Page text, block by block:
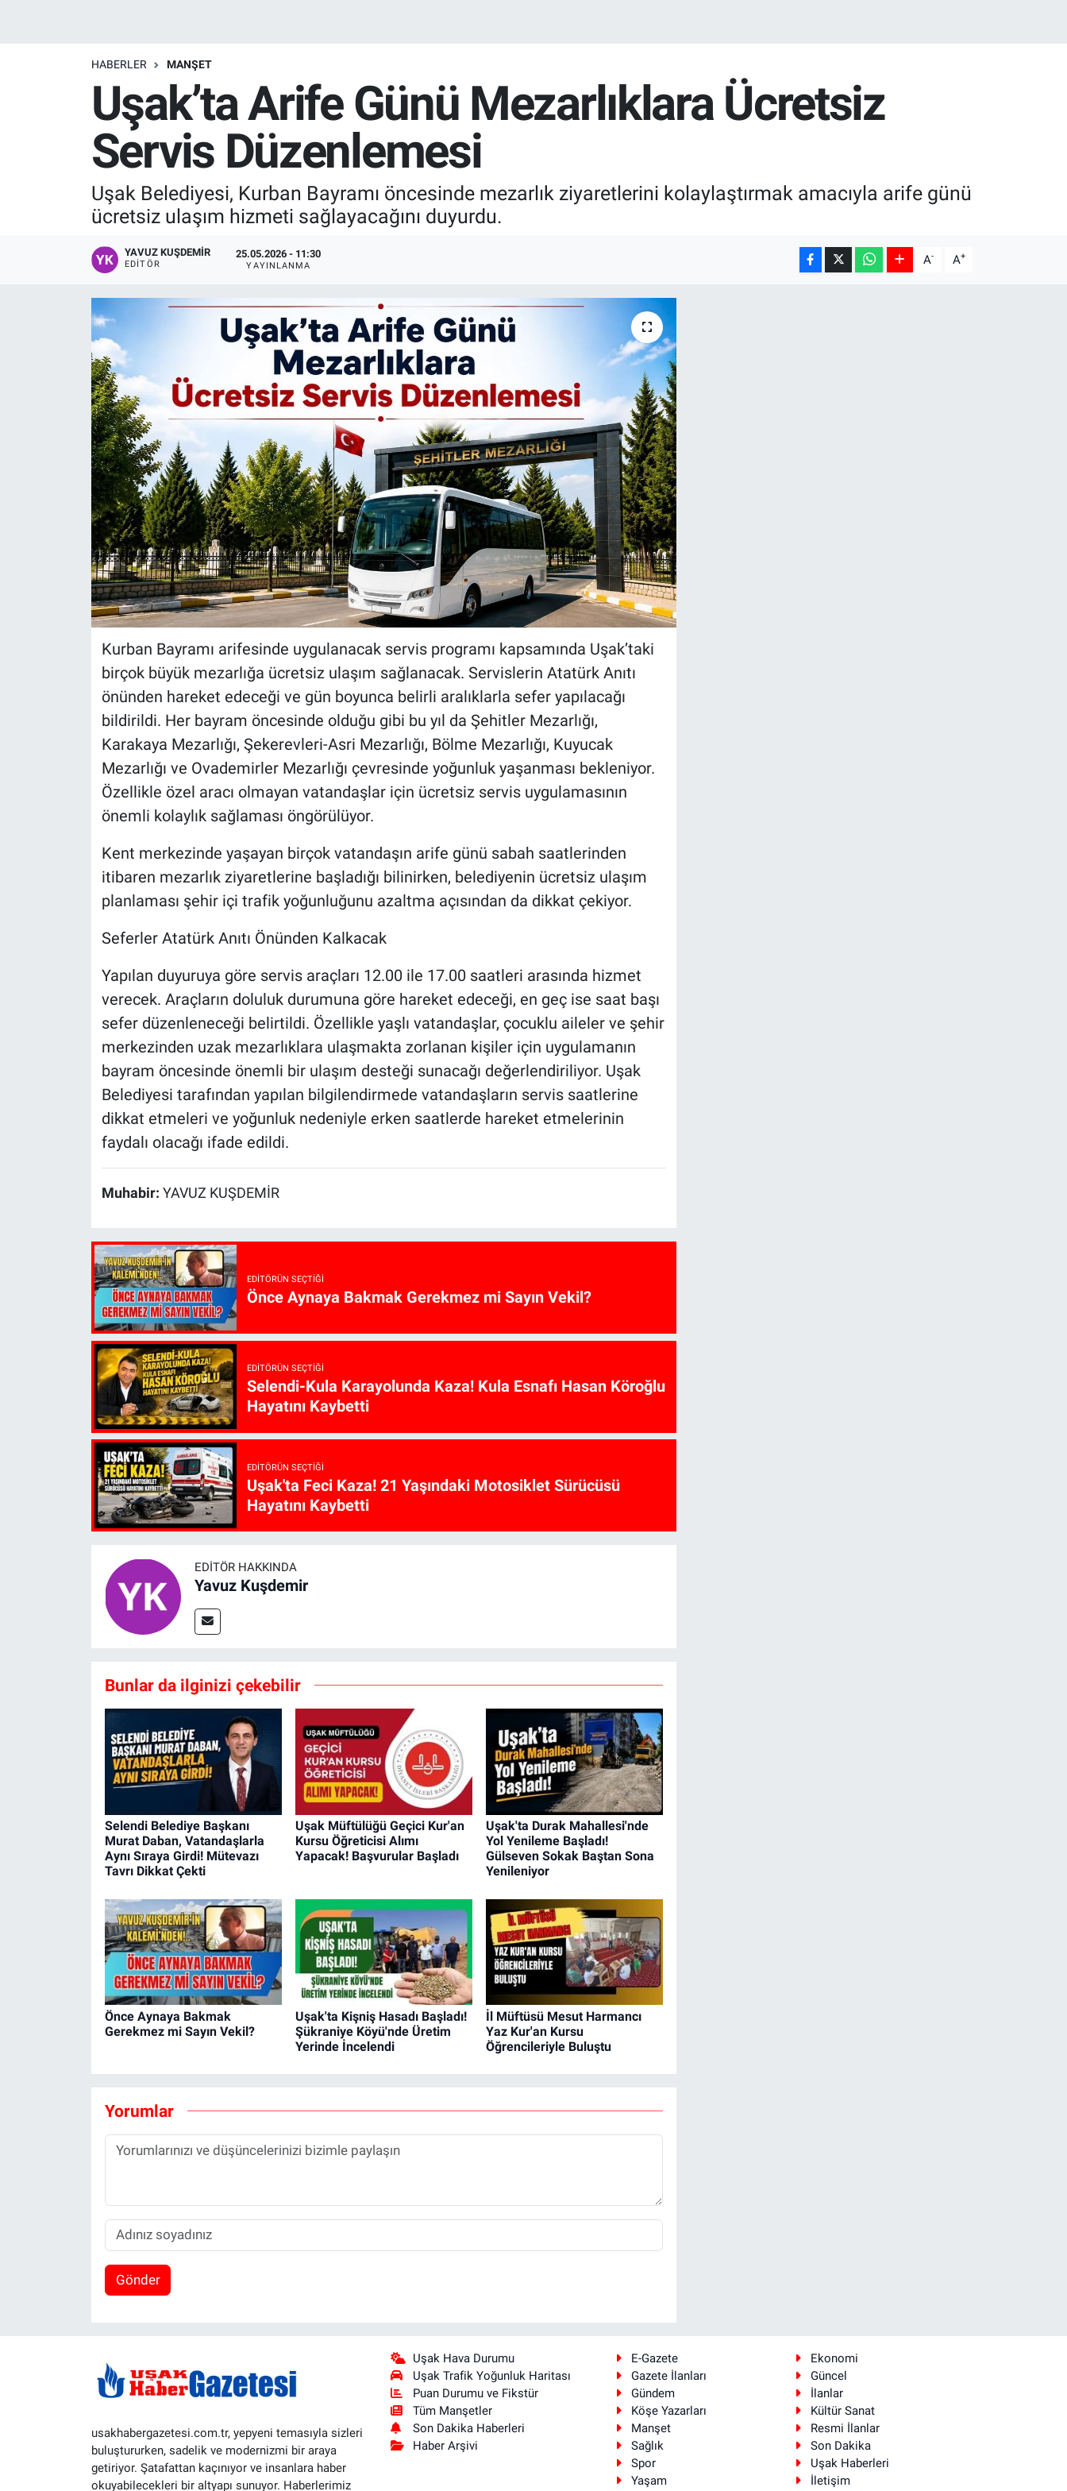
HABERLER MANŞET
Uşak’ta Arife Günü Mezarlıklara Ücretsiz
Servis Düzenlemesi
Uşak Belediyesi, Kurban Bayramı öncesinde mezarlık ziyaretlerini kolaylaştırmak amacıyla arife günü
ücretsiz ulaşım hizmeti sağlayacağını duyurdu.
YAVUZ KUŞDEMIR
EDITÖR
25.05.2026 - 11:30
YAYINLANMA A- A+
Kurban Bayramı arifesinde uygulanacak servis programı kapsamında Uşak’taki
birçok büyük mezarlığa ücretsiz ulaşım sağlanacak. Servislerin Atatürk Anıtı
önünden hareket edeceği ve gün boyunca belirli aralıklarla sefer yapılacağı
bildirildi. Her bayram öncesinde olduğu gibi bu yıl da Şehitler Mezarlığı,
Karakaya Mezarlığı, Şekerevleri-Asri Mezarlığı, Bölme Mezarlığı, Kuyucak
Mezarlığı ve Ovademirler Mezarlığı çevresinde yoğunluk yaşanması bekleniyor.
Özellikle özel aracı olmayan vatandaşlar için ücretsiz servis uygulamasının
önemli kolaylık sağlaması öngörülüyor.
Kent merkezinde yaşayan birçok vatandaşın arife günü sabah saatlerinden
itibaren mezarlık ziyaretlerine başladığı bilinirken, belediyenin ücretsiz ulaşım
planlaması şehir içi trafik yoğunluğunu azaltma açısından da dikkat çekiyor.
Seferler Atatürk Anıtı Önünden Kalkacak
Yapılan duyuruya göre servis araçları 12.00 ile 17.00 saatleri arasında hizmet
verecek. Araçların doluluk durumuna göre hareket edeceği, en geç ise saat başı
sefer düzenleneceği belirtildi. Özellikle yaşlı vatandaşlar, çocuklu aileler ve şehir
merkezinden uzak mezarlıklara ulaşmakta zorlanan kişiler için uygulamanın
bayram öncesinde önemli bir ulaşım desteği sunacağı değerlendiriliyor. Uşak
Belediyesi tarafından yapılan bilgilendirmede vatandaşların servis saatlerine
dikkat etmeleri ve yoğunluk nedeniyle erken saatlerde hareket etmelerinin
faydalı olacağı ifade edildi.
Muhabir: YAVUZ KUŞDEMİR
EDITÖRÜN SEÇTIĞI
Önce Aynaya Bakmak Gerekmez mi Sayın Vekil?
EDITÖRÜN SEÇTIĞI
Selendi-Kula Karayolunda Kaza! Kula Esnafı Hasan Köroğlu
Hayatını Kaybetti
EDITÖRÜN SEÇTIĞI
Uşak'ta Feci Kaza! 21 Yaşındaki Motosiklet Sürücüsü
Hayatını Kaybetti
EDITÖR HAKKINDA
Yavuz Kuşdemir
Bunlar da ilginizi çekebilir
Selendi Belediye Başkanı
Murat Daban, Vatandaşlarla
Aynı Sıraya Girdi! Mütevazı
Tavrı Dikkat Çekti
Uşak Müftülüğü Geçici Kur'an
Kursu Öğreticisi Alımı
Yapacak! Başvurular Başladı
Uşak'ta Durak Mahallesi'nde
Yol Yenileme Başladı!
Gülseven Sokak Baştan Sona
Yenileniyor
Önce Aynaya Bakmak
Gerekmez mi Sayın Vekil?
Uşak'ta Kişniş Hasadı Başladı!
Şükraniye Köyü'nde Üretim
Yerinde İncelendi
İl Müftüsü Mesut Harmancı
Yaz Kur'an Kursu
Öğrencileriyle Buluştu
Yorumlar
Gönder
usakhabergazetesi.com.tr, yepyeni temasıyla sizleri
buluştururken, sadelik ve modernizmi bir araya
getiriyor. Şatafattan kaçınıyor ve insanlara haber
okuyabilecekleri bir altyapı sunuyor. Haberlerimiz
Uşak Hava Durumu
Uşak Trafik Yoğunluk Haritası
Puan Durumu ve Fikstür
Tüm Manşetler
Son Dakika Haberleri
Haber Arşivi
E-Gazete
Ekonomi
Gazete İlanları
Güncel
Gündem
İlanlar
Köşe Yazarları
Kültür Sanat
Manşet
Resmi İlanlar
Sağlık
Son Dakika
Spor
Uşak Haberleri
Yaşam
İletişim
Resmi İlanlar
Son Dakika